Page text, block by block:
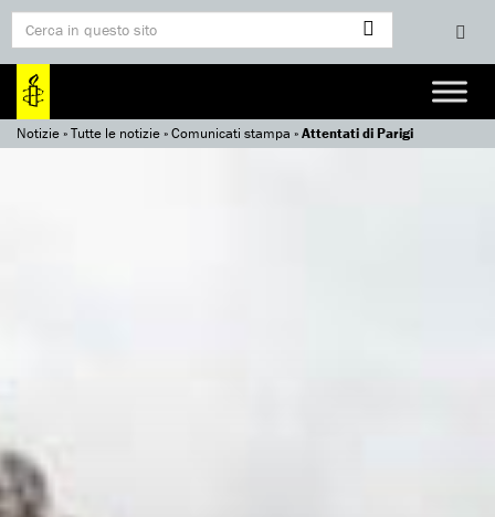
Notizie»Tutte le notizie»Comunicati stampa »Attentati di Parigi